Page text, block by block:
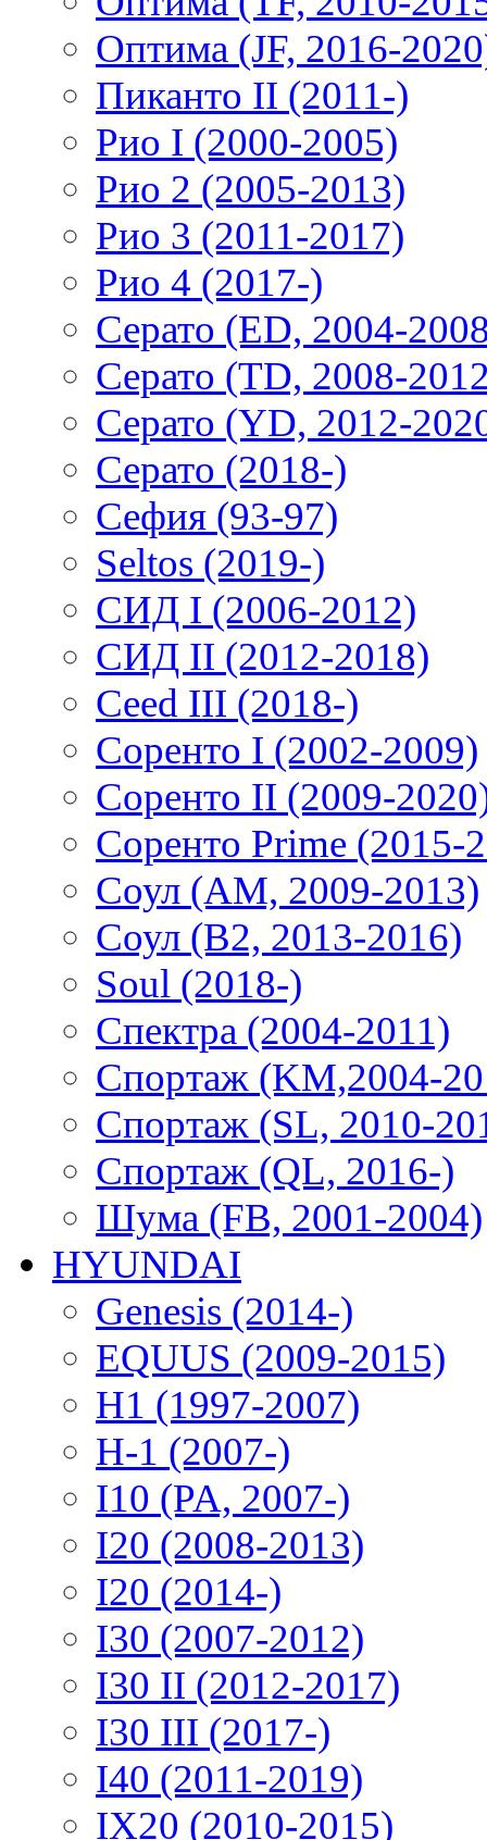
Оптима (JF, 2016-
Пиканто II (2011-)
Рио I (2000-2005)
Рио 2 (2005-2013)
Рио 3 (2011-2017)
Рио 4 (2017-)
Серато (ED, 2004-
Серато (TD, 2008-
Серато (YD, 2012-
Серато (2018-)
Сефия (93-97)
Seltos (2019-)
СИД I (2006-2012)
СИД II (2012-2018)
Ceed III (2018-)
Соренто I (2002-2009)
Соренто II (2009-
Соренто Prime (2015-
Соул (AM, 2009-2013)
Соул (B2, 2013-2016)
Soul (2018-)
Спектра (2004-2011)
Спортаж (KM,2004-
Спортаж (SL, 2010-
Спортаж (QL, 2016-)
Шума (FB, 2001-2004)
HYUNDAI
Genesis (2014-)
EQUUS (2009-2015)
H1 (1997-2007)
H-1 (2007-)
I10 (PA, 2007-)
I20 (2008-2013)
I20 (2014-)
I30 (2007-2012)
I30 II (2012-2017)
I30 III (2017-)
I40 (2011-2019)
IX20 (2010-2015)